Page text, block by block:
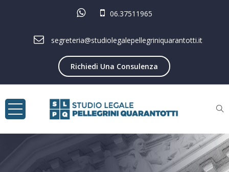
06.37511965
segreteria@studiolegalepellegriniquarantotti.it
Richiedi Una Consulenza